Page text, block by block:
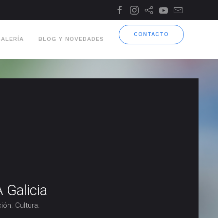
BLOG Y NOVEDADES
CONTACTO
Galicia
Cultura.